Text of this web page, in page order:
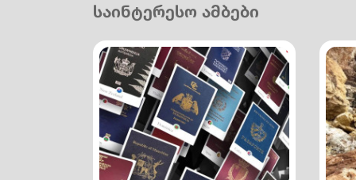
საინტერესო ამბები